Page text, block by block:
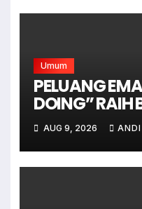
Umum
PELUANG
DOING” RAIH
AUSTRALIA
AUG 9, 2026